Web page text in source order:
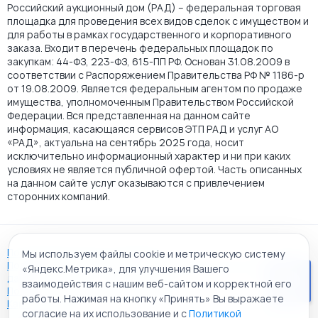
Российский аукционный дом (РАД) – федеральная торговая
площадка для проведения всех видов сделок с имуществом и
для работы в рамках государственного и корпоративного
заказа. Входит в перечень федеральных площадок по
закупкам: 44-ФЗ, 223-ФЗ, 615-ПП РФ. Основан 31.08.2009 в
соответствии с Распоряжением Правительства РФ № 1186-р
от 19.08.2009. Является федеральным агентом по продаже
имущества, уполномоченным Правительством Российской
Федерации. Вся представленная на данном сайте
информация, касающаяся сервисов ЭТП РАД и услуг АО
«РАД», актуальна на сентябрь 2025 года, носит
исключительно информационный характер и ни при каких
условиях не является публичной офертой. Часть описанных
на данном сайте услуг оказываются с привлечением
сторонних компаний.
Пользовательское соглашение
Политика АО "РАД" в отношении обработки персональных
данных
Политика обработки файлов cookie
Карта сайта
Мы используем файлы cookie и метрическую систему
«Яндекс.Метрика», для улучшения Вашего
взаимодействия с нашим веб-сайтом и корректной его
работы. Нажимая на кнопку «Принять» Вы выражаете
согласие на их использование и сПолитикой